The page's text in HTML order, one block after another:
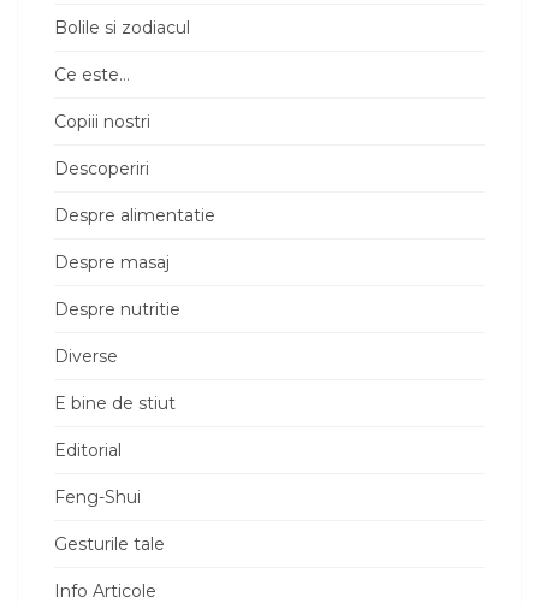
Bolile si zodiacul
Ce este…
Copiii nostri
Descoperiri
Despre alimentatie
Despre masaj
Despre nutritie
Diverse
E bine de stiut
Editorial
Feng-Shui
Gesturile tale
Info Articole